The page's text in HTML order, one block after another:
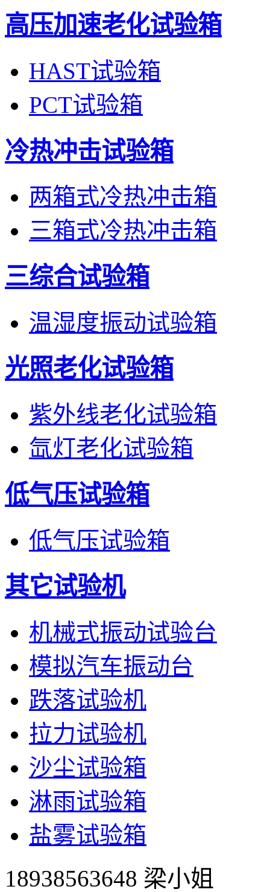
高压加速老化试验箱
HAST试验箱
PCT试验箱
冷热冲击试验箱
两箱式冷热冲击箱
三箱式冷热冲击箱
三综合试验箱
温湿度振动试验箱
光照老化试验箱
紫外线老化试验箱
氙灯老化试验箱
低气压试验箱
低气压试验箱
其它试验机
机械式振动试验台
模拟汽车振动台
跌落试验机
拉力试验机
沙尘试验箱
淋雨试验箱
盐雾试验箱
18938563648 梁小姐